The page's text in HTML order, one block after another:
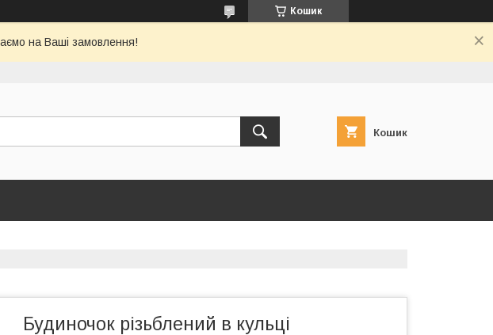
Кошик
на Ваші замовлення!
Кошик
Будиночок різьблений в кульці